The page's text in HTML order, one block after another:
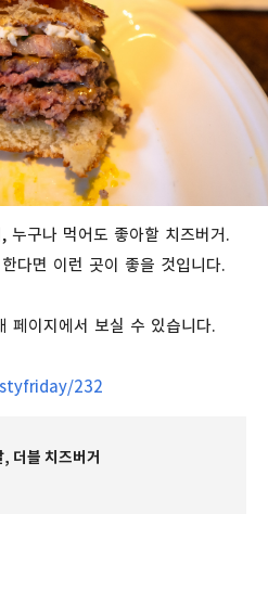
, 누구나 먹어도 좋아할 치즈버거 .
한다면 이런 곳이 좋을 것입니다.
페이지에서 보실 수 있습니다.
232
더블 치즈버거